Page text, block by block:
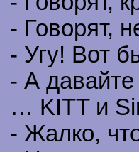
- Говорят,
- Угу! Вот
- А
… KITT и
- Жалко,